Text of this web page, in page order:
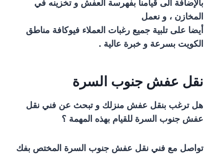
بالإضافة الى قيامنا بفهرسة العفش و تخزينه في
المخازن ، و نعمل
أيضا على تلبية جميع رغبات العملاء فيوكافة مناطق
الكويت بسرعة و خبرة عالية .
نقل عفش جنوب السرة
هل ترغب بنقل عفش منزلك و تبحث عن فني نقل
عفش جنوب السرة للقيام بهذه المهمة ؟
تواصل مع فني نقل عفش جنوب السرة المختص بفك